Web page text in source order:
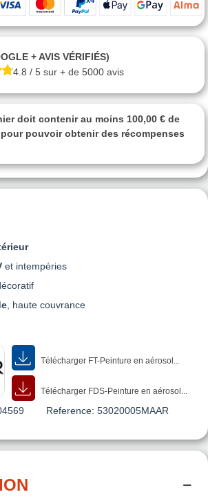
et intempéries
, haute couvrance
Télécharger FT-Peinture en aérosol...
Télécharger FDS-Peinture en aérosol...
Reference: 53020005MAAR
+ AVIS VÉRIFIÉS)
4.8 / 5 sur + de 5000 avis
doit contenir au moins 100,00 € de
pouvoir obtenir des récompenses